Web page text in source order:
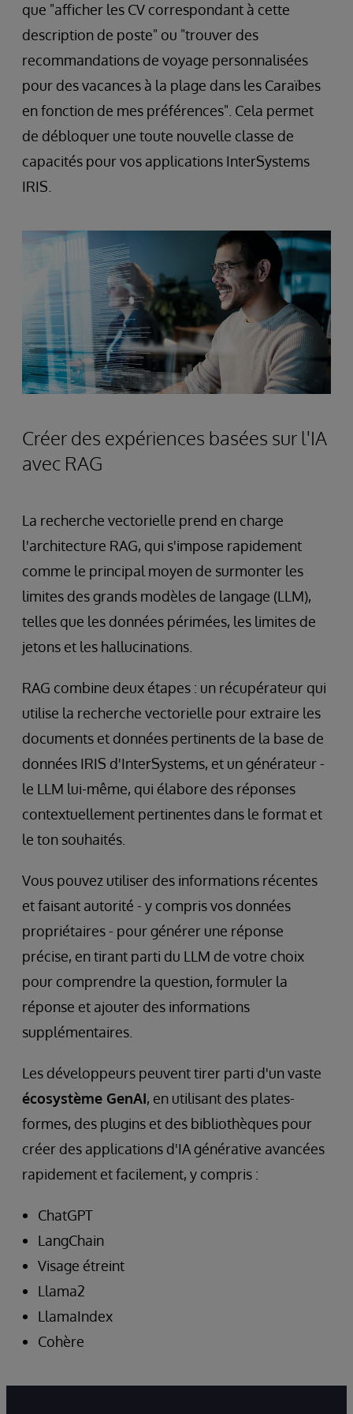
que "afficher les CV correspondant à cette
description de poste" ou "trouver des
recommandations de voyage personnalisées
pour des vacances à la plage dans les Caraïbes
en fonction de mes préférences". Cela permet
de débloquer une toute nouvelle classe de
capacités pour vos applications InterSystems
IRIS.
Créer des expériences basées sur l'IA
avec RAG
La recherche vectorielle prend en charge
l'architecture RAG, qui s'impose rapidement
comme le principal moyen de surmonter les
limites des grands modèles de langage (LLM),
telles que les données périmées, les limites de
jetons et les hallucinations.
RAG combine deux étapes : un récupérateur qui
utilise la recherche vectorielle pour extraire les
documents et données pertinents de la base de
données IRIS d'InterSystems, et un générateur -
le LLM lui-même, qui élabore des réponses
contextuellement pertinentes dans le format et
le ton souhaités.
Vous pouvez utiliser des informations récentes
et faisant autorité - y compris vos données
propriétaires - pour générer une réponse
précise, en tirant parti du LLM de votre choix
pour comprendre la question, formuler la
réponse et ajouter des informations
supplémentaires.
Les développeurs peuvent tirer parti d'un vaste
écosystème GenAI, en utilisant des plates-
formes, des plugins et des bibliothèques pour
créer des applications d'IA générative avancées
rapidement et facilement, y compris :
ChatGPT
LangChain
Visage étreint
Llama2
LlamaIndex
Cohère